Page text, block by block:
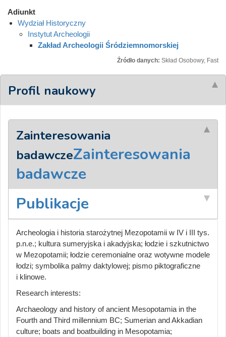
Adiunkt
Wydział Historyczny
Instytut Archeologii
Zakład Archeologii Śródziemnomorskiej
Źródło danych: Skład Osobowy, Fast
Profil naukowy
Zainteresowania
badawczeZainteresowania
badawcze
Publikacje
Archeologia i historia starożytnej Mezopotamii w IV i III tys.
p.n.e.; kultura sumeryjska i akadyjska; łodzie i szkutnictwo
w Mezopotamii; łodzie ceremonialne oraz wotywne modele
łodzi; symbolika palmy daktylowej; pismo piktograficzne
i klinowe.
Research interests:
Archaeology and history of ancient Mesopotamia in the
Fourth and Third millennium BC; Sumerian and Akkadian
culture; boats and boatbuilding in Mesopotamia;